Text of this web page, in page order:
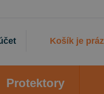
Košík je
Protektory